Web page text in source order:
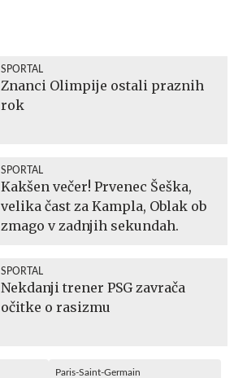
SPORTAL
Znanci Olimpije ostali praznih
rok
SPORTAL
Kakšen večer! Prvenec Šeška,
velika čast za Kampla, Oblak ob
zmago v zadnjih sekundah.
SPORTAL
Nekdanji trener PSG zavrača
očitke o rasizmu
Paris-Saint-Germain